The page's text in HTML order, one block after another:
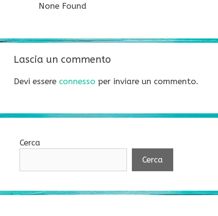
None Found
Lascia un commento
Devi essere connesso per inviare un commento.
Cerca
Cerca